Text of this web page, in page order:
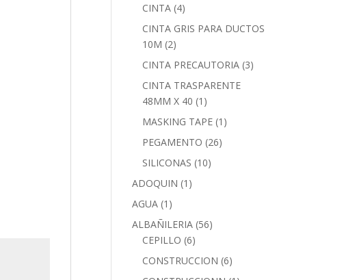
CINTA (4)
CINTA GRIS PARA DUCTOS
10M (2)
CINTA PRECAUTORIA (3)
CINTA TRASPARENTE
48MM X 40 (1)
MASKING TAPE (1)
PEGAMENTO (26)
SILICONAS (10)
ADOQUIN (1)
AGUA (1)
ALBAÑILERIA (56)
CEPILLO (6)
CONSTRUCCION (6)